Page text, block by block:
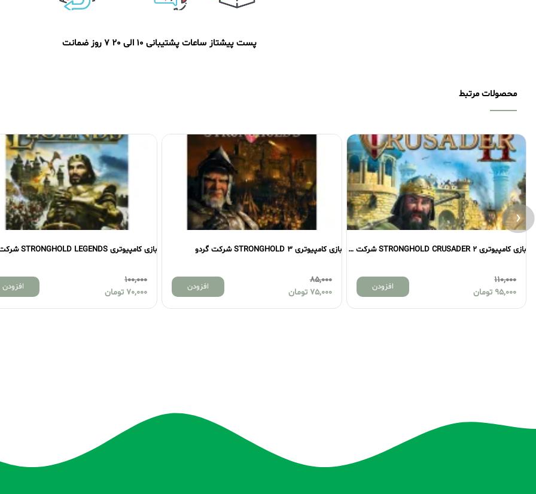
پست پیشتاز ساعات پشتیبانی 10 الی 20 7 روز ضمانت
محصولات مرتبط
بازی کامپیوتری STRONGHOLD CRUSADER 2 شرکت گردو بازی کامپیوتری STRONGHOLD 3 شرکت گردو
85,000
75,000 تومان
افزودن
بازی کامپیوتری STRONGHOLD LEGENDS شرکت پرنیان
100,000
70,000 تومان
افزودن
بازی کامپیوتر BATTLEFIELD 4 شرکت گردو
355,000
330,000
‹